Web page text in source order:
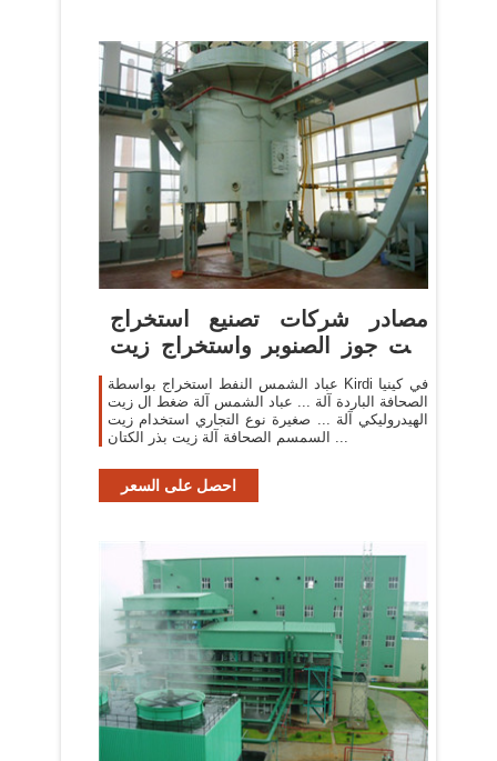
مصادر شركات تصنيع استخراج
زيت جوز الصنوبر واستخراج زيت
عباد الشمس النفط استخراج بواسطة Kirdi في كينيا
الصحافة الباردة آلة ... عباد الشمس آلة ضغط ال زيت
الهيدروليكي آلة ... صغيرة نوع التجاري استخدام زيت
السمسم الصحافة آلة زيت بذر الكتان ...
احصل على السعر